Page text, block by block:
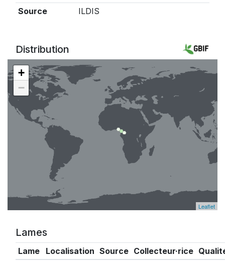
Source
ILDIS
Distribution
+
−
Leaflet
Lames
Lame Localisation Source Collecteur·rice